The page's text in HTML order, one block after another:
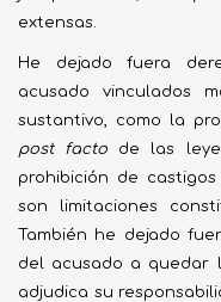
extensas.
He dejado fuera
acusado vinculados
sustantivo, como la
post facto de las
prohibición de
son limitaciones
También he dejado
del acusado a quedar
adjudica su